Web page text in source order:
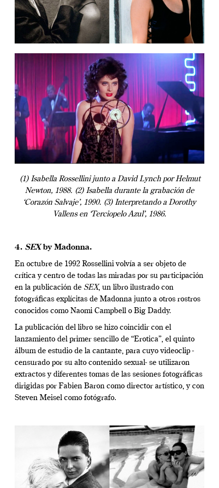
(1) Isabella Rossellini junto a David Lynch por Helmut
Newton, 1988. (2) Isabella durante la grabación de
‘Corazón Salvaje’, 1990. (3) Interpretando a Dorothy
Vallens en ‘Terciopelo Azul’, 1986.
4. SEXby Madonna.
En octubre de 1992 Rossellini volvía a ser objeto de
crítica y centro de todas las miradas por su participación
en la publicación de SEX, un libro ilustrado con
fotográficas explícitas de Madonna junto a otros rostros
conocidos como Naomi Campbell o Big Daddy.
La publicación del libro se hizo coincidir con el
lanzamiento del primer sencillo de “Erotica”, el quinto
álbum de estudio de la cantante, para cuyo videoclip -
censurado por su alto contenido sexual- se utilizaron
extractos y diferentes tomas de las sesiones fotográficas
dirigidas por Fabien Baron como director artístico, y con
Steven Meisel como fotógrafo.